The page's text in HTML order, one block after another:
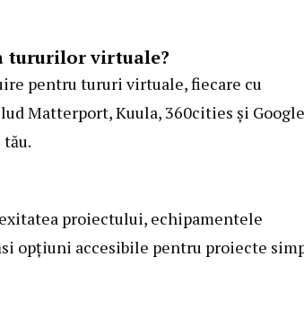
tururilor virtuale?
pentru tururi virtuale, fiecare cu
Matterport, Kuula, 360cities și Google
proiectului, echipamentele
opțiuni accesibile pentru proiecte